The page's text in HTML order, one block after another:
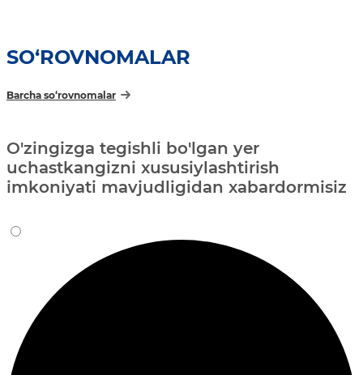
SO‘ROVNOMALAR
Barcha so‘rovnomalar
O'zingizga tegishli bo'lgan yer
uchastkangizni xususiylashtirish
imkoniyati mavjudligidan xabardormisiz